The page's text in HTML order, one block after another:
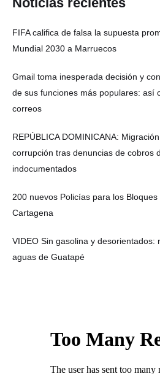
FIFA califica de falsa la supuesta
Mundial 2030 a Marruecos
Gmail toma inesperada decisión y
de sus funciones más populares: así
correos
REPÚBLICA DOMINICANA:
corrupción tras denuncias de cobros
indocumentados
200 nuevos Policías para los
Cartagena
VIDEO Sin gasolina y desorientados:
aguas de Guatapé